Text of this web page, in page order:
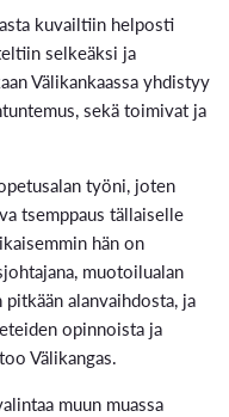
kuvailtiin helposti
selkeäksi ja
Välikankaassa yhdistyy
sekä toimivat ja
työni, joten
tsemppaus tällaiselle
hän on
muotoilualan
alanvaihdosta, ja
opinnoista ja
Välikangas.
muun muassa